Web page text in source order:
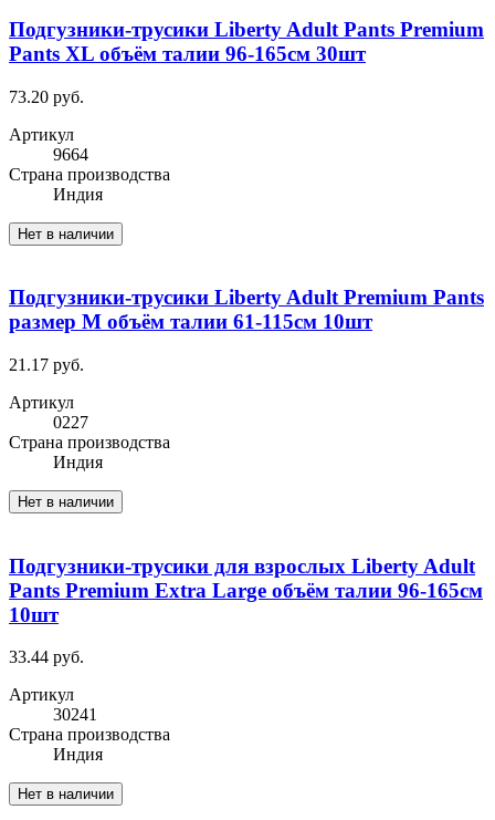
Подгузники-трусики Liberty Adult Pants Premium
Pants XL объём талии 96-165см 30шт
73.20 руб.
Артикул
9664
Cтрана производства
Индия
Нет в наличии
Подгузники-трусики Liberty Adult Premium Pants
размер M объём талии 61-115см 10шт
21.17 руб.
Артикул
0227
Cтрана производства
Индия
Нет в наличии
Подгузники-трусики для взрослых Liberty Adult
Pants Premium Extra Large объём талии 96-165см
10шт
33.44 руб.
Артикул
30241
Cтрана производства
Индия
Нет в наличии